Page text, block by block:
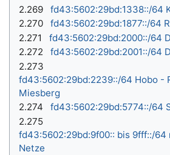
2.269
fd43:5602:29bd:1338::/64
2.270
fd43:5602:29bd:1877::/64
2.271
fd43:5602:29bd:2000::/64
2.272
fd43:5602:29bd:2001::/64
2.273
fd43:5602:29bd:2239::/64 Hobo -
Miesberg
2.274
fd43:5602:29bd:5774::/64
2.275
fd43:5602:29bd:9f00:: bis 9fff::/64
Netze